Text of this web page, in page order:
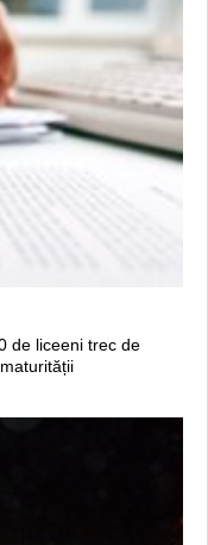
de liceeni trec de